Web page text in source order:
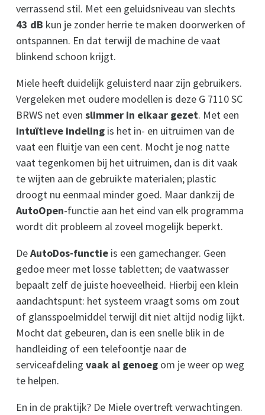
verrassend stil. Met een geluidsniveau van slechts
43 dB kun je zonder herrie te maken doorwerken of
ontspannen. En dat terwijl de machine de vaat
blinkend schoon krijgt.
Miele heeft duidelijk geluisterd naar zijn gebruikers.
Vergeleken met oudere modellen is deze G 7110 SC
BRWS net even slimmer in elkaar gezet. Met een
intuïtieve indeling is het in- en uitruimen van de
vaat een fluitje van een cent. Mocht je nog natte
vaat tegenkomen bij het uitruimen, dan is dit vaak
te wijten aan de gebruikte materialen; plastic
droogt nu eenmaal minder goed. Maar dankzij de
AutoOpen-functie aan het eind van elk programma
wordt dit probleem al zoveel mogelijk beperkt.
DeAutoDos-functie is een gamechanger. Geen
gedoe meer met losse tabletten; de vaatwasser
bepaalt zelf de juiste hoeveelheid. Hierbij een klein
aandachtspunt: het systeem vraagt soms om zout
of glansspoelmiddel terwijl dit niet altijd nodig lijkt.
Mocht dat gebeuren, dan is een snelle blik in de
handleiding of een telefoontje naar de
serviceafdeling vaak al genoeg om je weer op weg
te helpen.
En in de praktijk? De Miele overtreft verwachtingen.